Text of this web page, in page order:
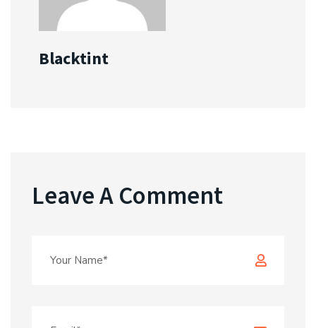
Blacktint
Leave A Comment